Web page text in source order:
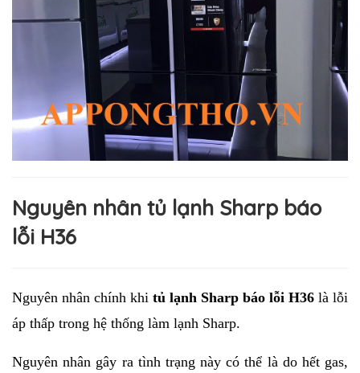
Nguyên nhân tủ lạnh Sharp báo
lỗi H36
Nguyên nhân chính khi tủ lạnh Sharp báo lỗi H36 là lỗi
áp thấp trong hệ thống làm lạnh Sharp.
Nguyên nhân gây ra tình trạng này có thể là do hết gas,